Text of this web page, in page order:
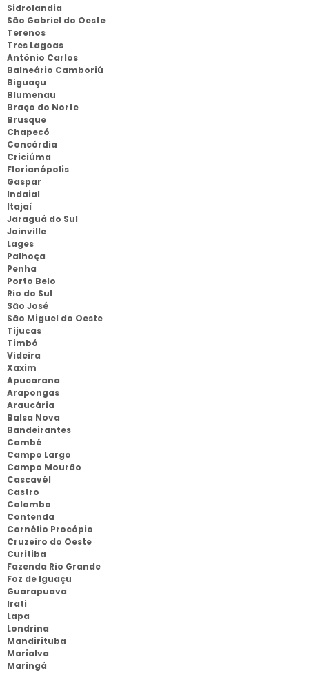
Sidrolandia
São Gabriel do Oeste
Terenos
Tres Lagoas
Antônio Carlos
Balneário Camboriú
Biguaçu
Blumenau
Braço do Norte
Brusque
Chapecó
Concórdia
Criciúma
Florianópolis
Gaspar
Indaial
Itajaí
Jaraguá do Sul
Joinville
Lages
Palhoça
Penha
Porto Belo
Rio do Sul
São José
São Miguel do Oeste
Tijucas
Timbó
Videira
Xaxim
Apucarana
Arapongas
Araucária
Balsa Nova
Bandeirantes
Cambé
Campo Largo
Campo Mourão
Cascavél
Castro
Colombo
Contenda
Cornélio Procópio
Cruzeiro do Oeste
Curitiba
Fazenda Rio Grande
Foz de Iguaçu
Guarapuava
Irati
Lapa
Londrina
Mandirituba
Marialva
Maringá